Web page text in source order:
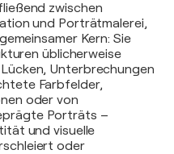
zwischen
und Porträtmalerei,
Kern: Sie
üblicherweise
Unterbrechungen
Farbfelder,
oder von
Porträts –
und visuelle
oder